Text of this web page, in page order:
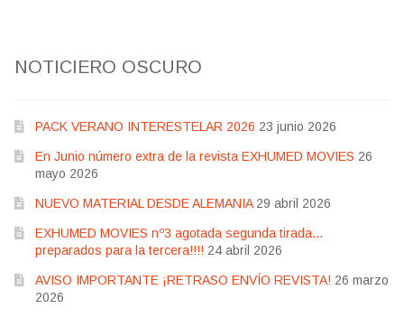
NOTICIERO OSCURO
PACK VERANO INTERESTELAR 2026 23 junio 2026
En Junio número extra de la revista EXHUMED MOVIES 26
mayo 2026
NUEVO MATERIAL DESDE ALEMANIA 29 abril 2026
EXHUMED MOVIES nº3 agotada segunda tirada…
preparados para la tercera!!!! 24 abril 2026
AVISO IMPORTANTE ¡RETRASO ENVÍO REVISTA! 26 marzo
2026